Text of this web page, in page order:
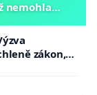
nemohla
zákon,
opakovat!